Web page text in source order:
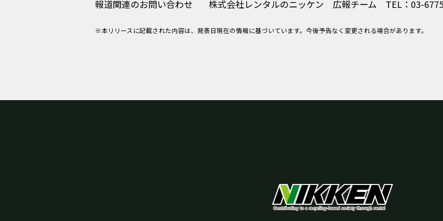
報道関連のお問い合わせ 株式会社レンタルのニッケン 広報チーム TEL：03-
※本リリースに記載された内容は、発表日現在の情報に基づいています。今後予告なく変更される場合があります。